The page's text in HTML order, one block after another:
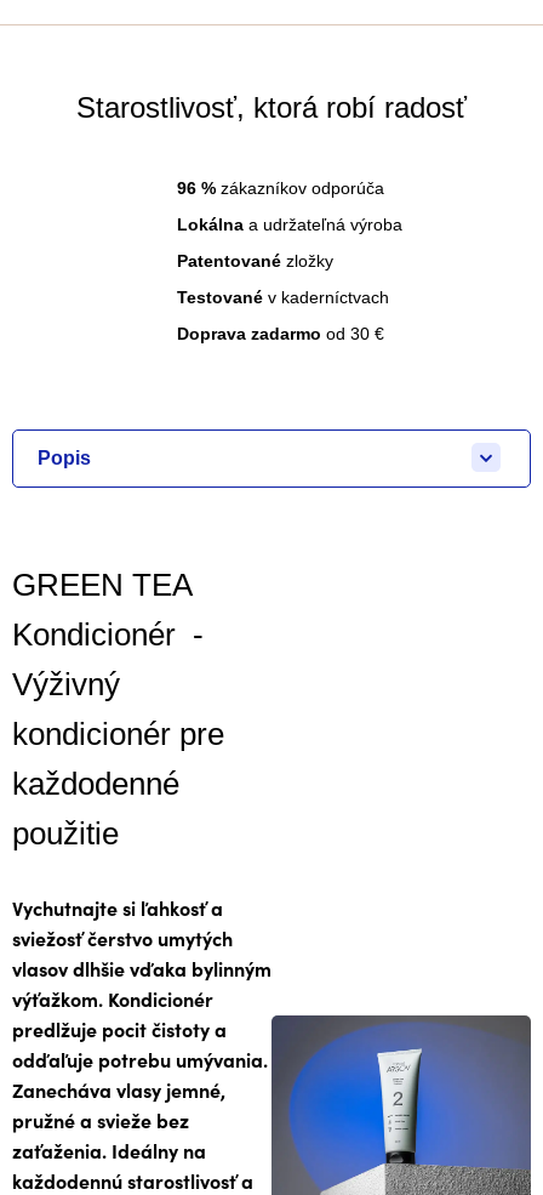
Starostlivosť, ktorá robí radosť
96 % zákazníkov odporúča
Lokálna a udržateľná výroba
Patentované zložky
Testované v kaderníctvach
Doprava zadarmo od 30 €
Popis
GREEN TEA
Kondicionér -
Výživný
kondicionér pre
každodenné
použitie
Vychutnajte si ľahkosť a
sviežosť čerstvo umytých
vlasov dlhšie vďaka bylinným
výťažkom. Kondicionér
predlžuje pocit čistoty a
odďaľuje potrebu umývania.
Zanecháva vlasy jemné,
pružné a svieže bez
zaťaženia. Ideálny na
každodennú starostlivosť a